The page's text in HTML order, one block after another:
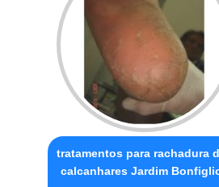
tratamentos para rachadura
calcanhares Jardim